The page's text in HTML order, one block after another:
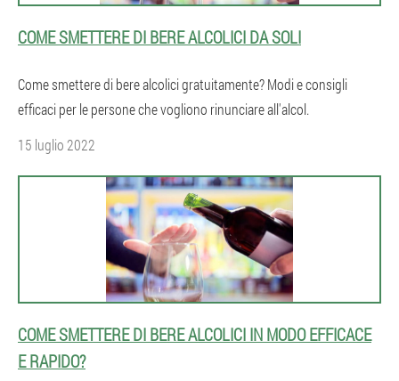
COME SMETTERE DI BERE ALCOLICI DA SOLI
Come smettere di bere alcolici gratuitamente? Modi e consigli
efficaci per le persone che vogliono rinunciare all'alcol.
15 luglio 2022
COME SMETTERE DI BERE ALCOLICI IN MODO EFFICACE
E RAPIDO?